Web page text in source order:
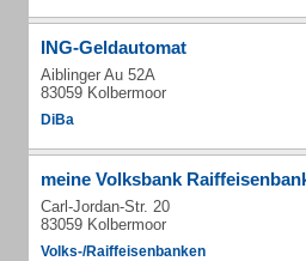
ING-Geldautomat
Aiblinger Au 52A
83059 Kolbermoor
DiBa
meine Volksbank
Carl-Jordan-Str. 20
83059 Kolbermoor
Volks-/Raiffeisenbanken